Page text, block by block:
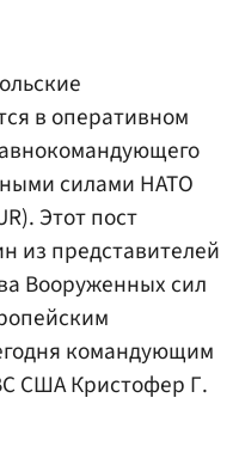
в оперативном
силами НАТО
Этот пост
из представителей
Вооруженных сил
командующим
США Кристофер Г.